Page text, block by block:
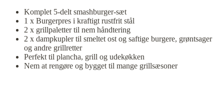
Komplet 5-delt smashburger-sæt
1 x Burgerpres i kraftigt rustfrit stål
2 x grillpaletter til nem håndtering
2 x dampkupler til smeltet ost og saftige burgere, grøntsager
og andre grillretter
Perfekt til plancha, grill og udekøkken
Nem at rengøre og bygget til mange grillsæsoner